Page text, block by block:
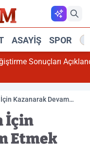
ASAYIŞ SPOR
Sonuçları Açıklandı
Kazanarak Devam
İçin
Etmek